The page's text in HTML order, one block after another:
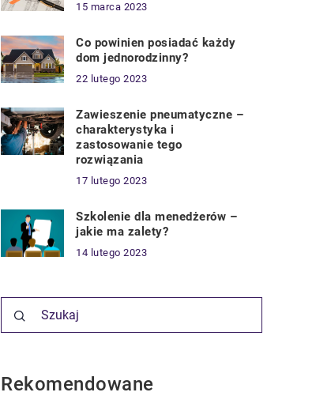
15 marca 2023
Co powinien posiadać każdy
dom jednorodzinny?
22 lutego 2023
Zawieszenie pneumatyczne –
charakterystyka i
zastosowanie tego
rozwiązania
17 lutego 2023
Szkolenie dla menedżerów –
jakie ma zalety?
14 lutego 2023
Rekomendowane